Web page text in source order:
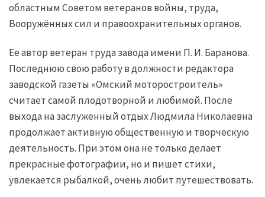
областным Советом ветеранов войны, труда,
Вооружённых сил и правоохранительных органов.
Ее автор ветеран труда завода имени П. И. Баранова.
Последнюю свою работу в должности редактора
заводской газеты «Омский моторостроитель»
считает самой плодотворной и любимой. После
выхода на заслуженный отдых Людмила Николаевна
продолжает активную общественную и творческую
деятельность. При этом она не только делает
прекрасные фотографии, но и пишет стихи,
увлекается рыбалкой, очень любит путешествовать.